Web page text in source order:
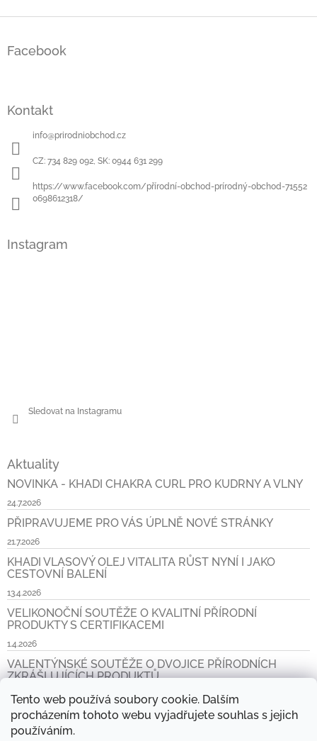
Tento web používá soubory cookie. Dalším
procházením tohoto webu vyjadřujete souhlas s jejich
používáním.
Facebook
Kontakt
info@prirodniobchod.cz
CZ: 734 829 092, SK: 0944 631 299
https://www.facebook.com/přírodní-obchod-prírodný-obchod-71552
0698612318/
Instagram
Sledovat na Instagramu
Aktuality
NOVINKA - KHADI CHAKRA CURL PRO KUDRNY A VLNY
24.7.2026
PŘIPRAVUJEME PRO VÁS ÚPLNĚ NOVÉ STRÁNKY
21.7.2026
KHADI VLASOVÝ OLEJ VITALITA RŮST NYNÍ I JAKO
CESTOVNÍ BALENÍ
13.4.2026
VELIKONOČNÍ SOUTĚŽE O KVALITNÍ PŘÍRODNÍ
PRODUKTY S CERTIFIKACEMI
1.4.2026
VALENTÝNSKÉ SOUTĚŽE O DVOJICE PŘÍRODNÍCH
ZKRÁŠLUJÍCÍCH PRODUKTŮ
6.2.2026
Archiv